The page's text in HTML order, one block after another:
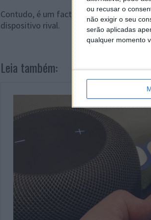
ou recusar o
não exigir o seu
serão aplicadas
qualquer momento
Contudo, é um facto que pode ser
dispositivo rival.
Leia também: